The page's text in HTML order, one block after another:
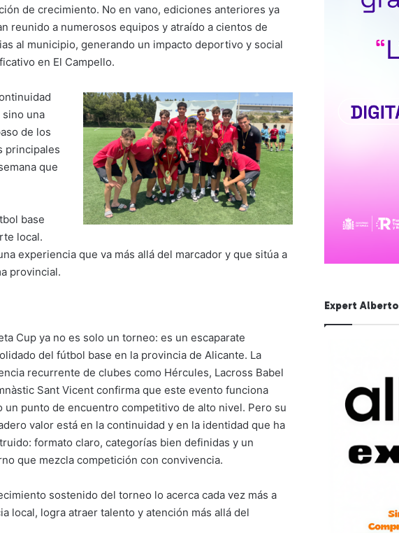
de crecimiento. No en vano, ediciones anteriores ya
reunido a numerosos equipos y atraído a cientos de
al municipio, generando un impacto deportivo y social
en El Campello.
una
de los
principales
que
base
local.
experiencia que va más allá del marcador y que sitúa a
provincial.
Cup ya no es solo un torneo: es un escaparate
del fútbol base en la provincia de Alicante. La
recurrente de clubes como Hércules, Lacross Babel
Sant Vicent confirma que este evento funciona
un punto de encuentro competitivo de alto nivel. Pero su
valor está en la continuidad y en la identidad que ha
formato claro, categorías bien definidas y un
que mezcla competición con convivencia.
sostenido del torneo lo acerca cada vez más a
local, logra atraer talento y atención más allá del
Expert Alberto